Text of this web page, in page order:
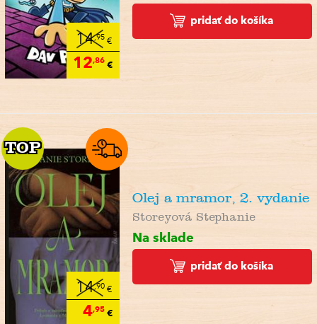
14,95€
12,86€
pridať do košíka
14,90€
4,95€
TOP
TOP
Olej a mramor, 2. vydanie
Storeyová Stephanie
Na sklade
pridať do košíka